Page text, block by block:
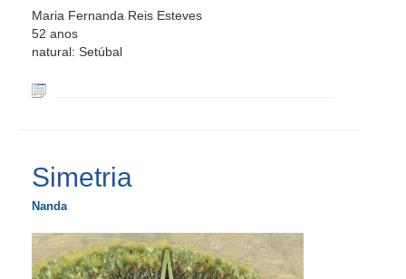
Maria Fernanda Reis Esteves
52 anos
natural: Setúbal
Simetria
Nanda